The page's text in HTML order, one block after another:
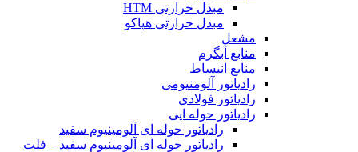
مبدل حرارتی HTM‎
مبدل حرارتی هپاکو
مشعل
منابع آبگرم
منابع انبساط
رادیاتور آلومنیومی
رادیاتور فولادی
رادیاتور حوله ایی
رادیاتور حوله ای آلومینیوم سفید
رادیاتور حوله ای آلومینیوم سفید – فلت